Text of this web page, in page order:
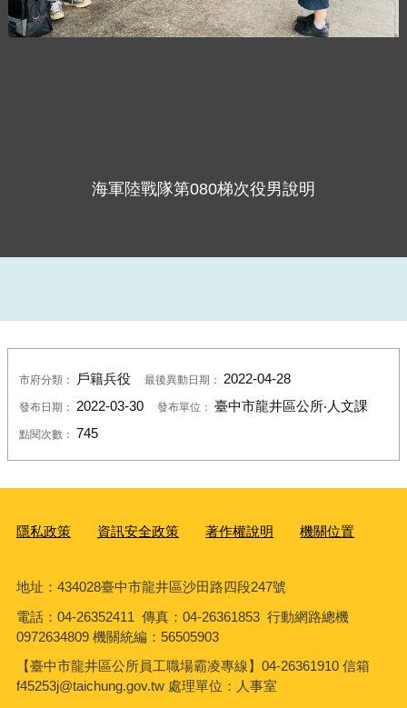
海軍陸戰隊第080梯次役男說明
市府分類： 戶籍兵役 最後異動日期： 2022-04-28
發布日期： 2022-03-30 發布單位： 臺中市龍井區公所‧人文課
點閱次數： 745
隱私政策 資訊安全政策 著作權說明 機關位置
地址：434028臺中市龍井區沙田路四段247號
電話：04-26352411 傳真：04-26361853 行動網路總機
0972634809 機關統編：56505903
【臺中市龍井區公所員工職場霸凌專線】04-26361910 信箱
f45253j@taichung.gov.tw 處理單位：人事室